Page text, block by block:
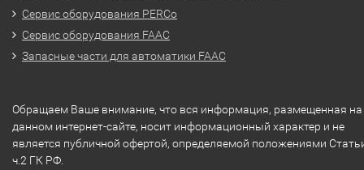
Сервис оборудования PERCo
Сервис оборудования FAAC
Запасные части для автоматики FAAC
Обращаем Ваше внимание, что вся информация, размещенная на
данном интернет-сайте, носит информационный характер и не
является публичной офертой, определяемой положениями
ч.2 ГК РФ.